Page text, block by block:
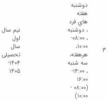
3
دوشنبه
هفته
هاي فرد
، دوشنبه
، 08:00-
10:00،
هرهفته،
سه شنبه
، 14:00-
16:00
(08:00 -
10:00)
نیم سال
اول
سال
تحصیلی
1404-
1405